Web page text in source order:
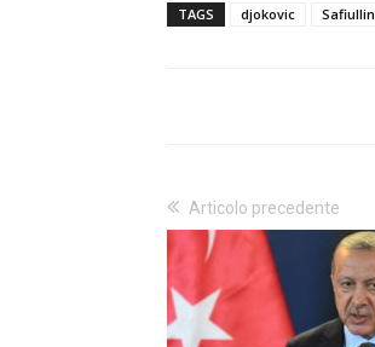
TAGS djokovic Safiullin
Articolo precedente